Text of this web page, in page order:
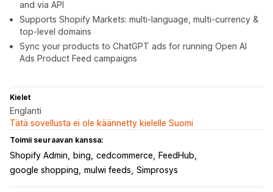
and via API
Supports Shopify Markets: multi-language, multi-currency &
top-level domains
Sync your products to ChatGPT ads for running Open AI
Ads Product Feed campaigns
Kielet
Englanti
Tätä sovellusta ei ole käännetty kielelle Suomi
Toimii seuraavan kanssa:
Shopify Admin bing cedcommerce
FeedHub
google shopping mulwi feeds Simprosys